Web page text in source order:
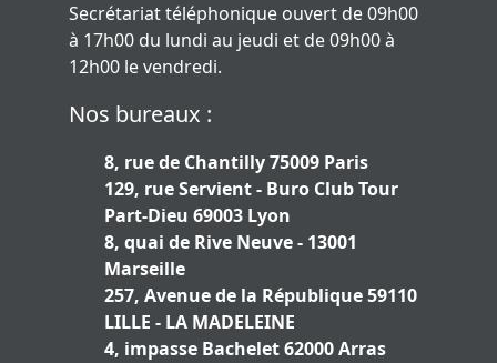
Secrétariat téléphonique ouvert de 09h00
à 17h00 du lundi au jeudi et de 09h00 à
12h00 le vendredi.
Nos bureaux :
8, rue de Chantilly 75009 Paris
129, rue Servient - Buro Club Tour
Part-Dieu 69003 Lyon
8, quai de Rive Neuve - 13001
Marseille
257, Avenue de la République 59110
LILLE - LA MADELEINE
4, impasse Bachelet 62000 Arras